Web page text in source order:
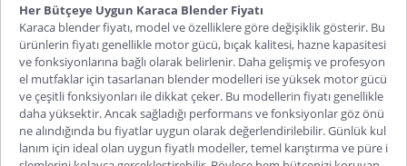
Her Bütçeye Uygun Karaca Blender Fiyatı
Karaca blender fiyatı, model ve özelliklere göre değişiklik gösterir. Bu
ürünlerin fiyatı genellikle motor gücü, bıçak kalitesi, hazne kapasitesi
ve fonksiyonlarına bağlı olarak belirlenir. Daha gelişmiş ve profesyon
el mutfaklar için tasarlanan blender modelleri ise yüksek motor gücü
ve çeşitli fonksiyonları ile dikkat çeker. Bu modellerin fiyatı genellikle
daha yüksektir. Ancak sağladığı performans ve fonksiyonlar göz önü
ne alındığında bu fiyatlar uygun olarak değerlendirilebilir. Günlük kul
lanım için ideal olan uygun fiyatlı modeller, temel karıştırma ve püre i